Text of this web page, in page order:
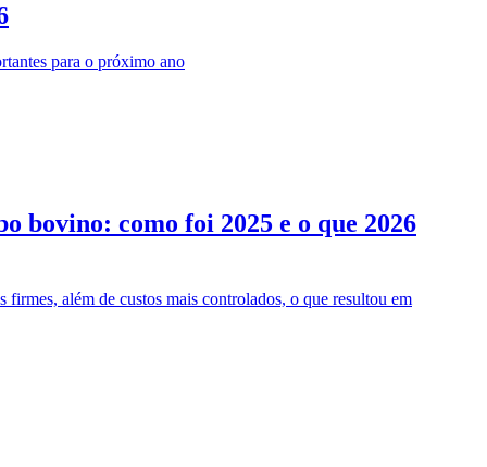
para o próximo ano
bovino: como foi 2025 e o que 2026
além de custos mais controlados, o que resultou em